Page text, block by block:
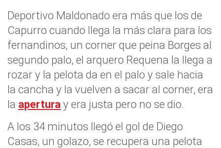
Deportivo Maldonado era más que los de
Capurro cuando llega la más clara para los
fernandinos, un corner que peina Borges al
segundo palo, el arquero Requena la llega a
rozar y la pelota da en el palo y sale hacia
la cancha y la vuelven a sacar al corner, era
la apertura y era justa pero no se dio.
A los 34 minutos llegó el gol de Diego
Casas, un golazo, se recupera una pelota